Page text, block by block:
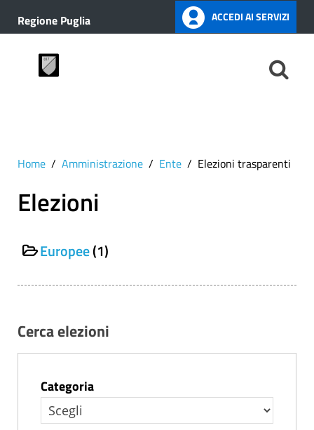
Regione Puglia ACCEDI AI SERVIZI
Home Amministrazione Ente Elezioni trasparenti
Elezioni
Europee(1)
Cerca elezioni
Categoria